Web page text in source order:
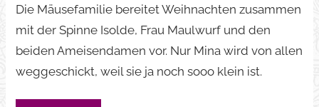
Die Mäusefamilie bereitet Weihnachten zusammen
mit der Spinne Isolde, Frau Maulwurf und den
beiden Ameisendamen vor. Nur Mina wird von allen
weggeschickt, weil sie ja noch sooo klein ist.